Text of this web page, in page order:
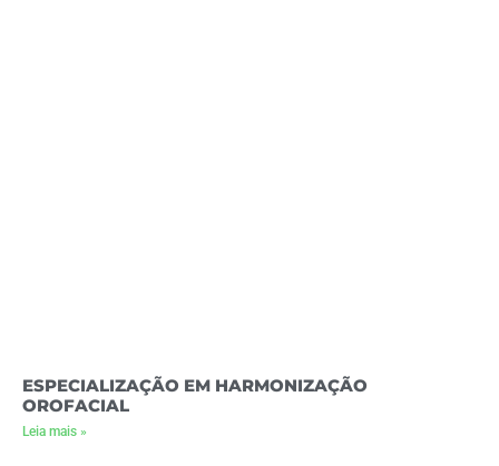
ESPECIALIZAÇÃO EM HARMONIZAÇÃO
OROFACIAL
Leia mais »